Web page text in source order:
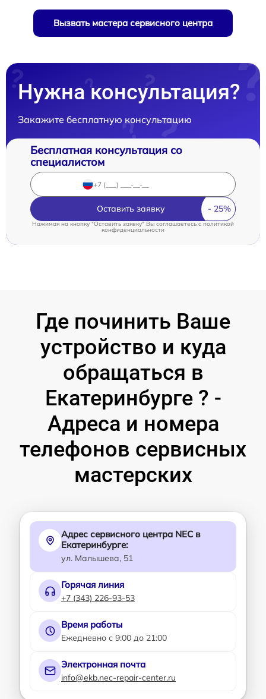
Вызвать мастера сервисного центра
Нужна консультация?
Закажите бесплатную консультацию
Бесплатная консультация со
специалистом
Оставить заявку
Нажимая на кнопку "Оставить заявку" Вы соглашаетесь cполитикой
конфиденциальности
Где починить Ваше
устройство и куда
обращаться в
Екатеринбурге ? -
Адреса и номера
телефонов сервисных
мастерских
Адрес сервисного центра NEC в
Екатеринбурге:
ул. Малышева, 51
Горячая линия
+7 (343) 226-93-53
Время работы
Ежедневно с 9:00 до 21:00
Электронная почта
info@ekb.nec-repair-center.ru